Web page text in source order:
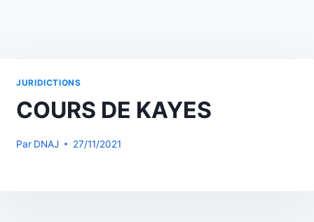
JURIDICTIONS
COURS DE KAYES
Par DNAJ 27/11/2021